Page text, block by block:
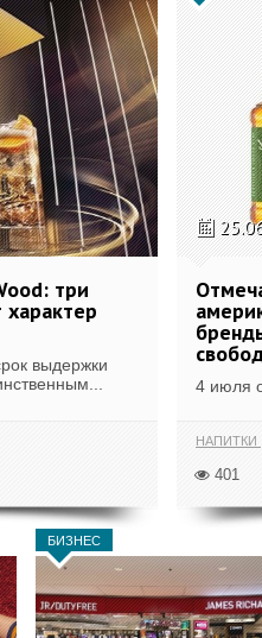
три
выдержки
4 июля
НАПИТКИ
401
БИЗНЕС